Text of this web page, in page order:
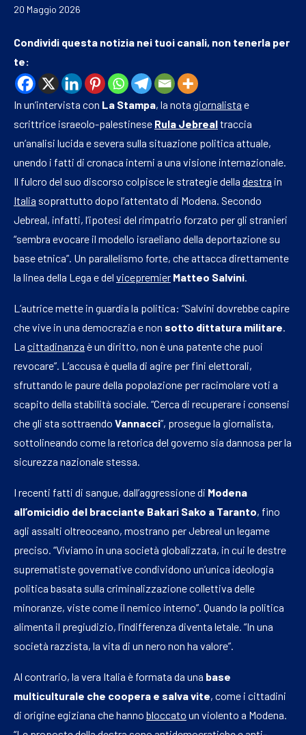
20 Maggio 2026
Condividi questa notizia nei tuoi canali, non tenerla per
te:
In un’intervista con La Stampa, la nota giornalista e
scrittrice israeolo-palestinese Rula Jebrealtraccia
un’analisi lucida e severa sulla situazione politica attuale,
unendo i fatti di cronaca interni a una visione internazionale.
Il fulcro del suo discorso colpisce le strategie della destra in
Italia soprattutto dopo l’attentato di Modena. Secondo
Jebreal, infatti, l’ipotesi del rimpatrio forzato per gli stranieri
“sembra evocare il modello israeliano della deportazione su
base etnica”. Un parallelismo forte, che attacca direttamente
la linea della Lega e del vicepremier Matteo Salvini.
L’autrice mette in guardia la politica: “Salvini dovrebbe capire
che vive in una democrazia e non sotto dittatura militare.
La cittadinanza è un diritto, non è una patente che puoi
revocare”. L’accusa è quella di agire per fini elettorali,
sfruttando le paure della popolazione per racimolare voti a
scapito della stabilità sociale. “Cerca di recuperare i consensi
che gli sta sottraendo Vannacci”, prosegue la giornalista,
sottolineando come la retorica del governo sia dannosa per la
sicurezza nazionale stessa.
I recenti fatti di sangue, dall’aggressione di Modena
all’omicidio del bracciante Bakari Sako a Taranto, fino
agli assalti oltreoceano, mostrano per Jebreal un legame
preciso. “Viviamo in una società globalizzata, in cui le destre
suprematiste governative condividono un’unica ideologia
politica basata sulla criminalizzazione collettiva delle
minoranze, viste come il nemico interno”. Quando la politica
alimenta il pregiudizio, l’indifferenza diventa letale. “In una
società razzista, la vita di un nero non ha valore”.
Al contrario, la vera Italia è formata da una base
multiculturale che coopera e salva vite, come i cittadini
di origine egiziana che hanno bloccato un violento a Modena.